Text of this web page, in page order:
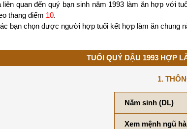
liên quan đến quý bạn sinh năm 1993 làm ăn hợp với
thang điểm 10.
bạn chọn được người hợp tuổi kết hợp làm ăn chung
TUỔI QUÝ DẬU 1993 HỢP
1.
Năm sinh (DL)
Xem mệnh ngũ